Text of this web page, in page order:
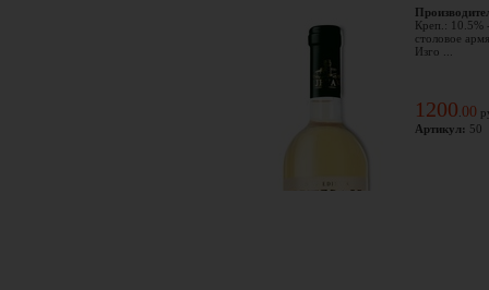
Креп.: 10.5%
столовое
Изго ...
1200 00
Артикул: 50